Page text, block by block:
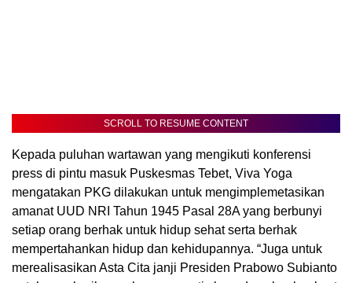
SCROLL TO RESUME CONTENT
Kepada puluhan wartawan yang mengikuti konferensi
press di pintu masuk Puskesmas Tebet, Viva Yoga
mengatakan PKG dilakukan untuk mengimplemetasikan
amanat UUD NRI Tahun 1945 Pasal 28A yang berbunyi
setiap orang berhak untuk hidup sehat serta berhak
mempertahankan hidup dan kehidupannya. “Juga untuk
merealisasikan Asta Cita janji Presiden Prabowo Subianto